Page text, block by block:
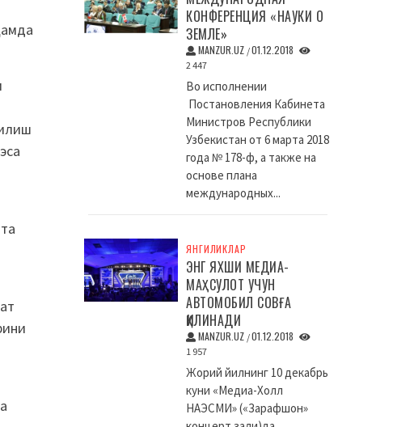
КОНФЕРЕНЦИЯ «НАУКИ О
ЗЕМЛЕ»
MANZUR.UZ /01.12.2018
2 447
Во исполнении
Постановления Кабинета
Министров Республики
Узбекистан от 6 марта 2018
года № 178-ф, а также на
основе плана
международных...
ЯНГИЛИКЛАР
ЭНГ ЯХШИ МЕДИА-
МАҲСУЛОТ УЧУН
АВТОМОБИЛ СОВҒА
ҚИЛИНАДИ
MANZUR.UZ /01.12.2018
1 957
Жорий йилнинг 10 декабрь
куни «Медиа-Холл
НАЭСМИ» («Зарафшон»